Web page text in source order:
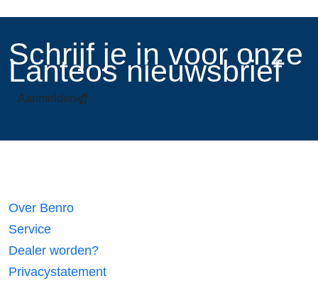
​Schrijf je in voor onze
Lanteos nieuwsbrief
Aanmelden
Over Benro
Service
Dealer worden?
Privacystatement